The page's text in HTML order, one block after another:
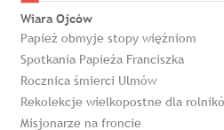
Wiara Ojców
Papież obmyje stopy więźniom
Spotkania Papieża Franciszka
Rocznica śmierci Ulmów
Rekolekcje wielkopostne dla
Misjonarze na froncie